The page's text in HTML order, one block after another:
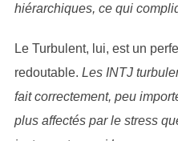
hiérarchiques, ce qui
Le Turbulent, lui, est un
redoutable. Les INTJ
fait correctement, peu
plus affectés par le stress